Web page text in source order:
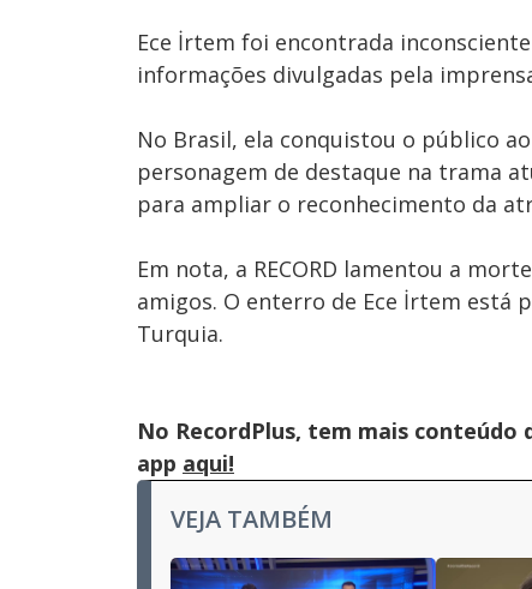
Ece İrtem foi encontrada
informações divulgadas pela
No Brasil, ela conquistou o público
personagem de destaque na trama
para ampliar o reconhecimento da
Em nota, a RECORD lamentou a
amigos. O enterro de Ece İrtem está
Turquia.
No RecordPlus, tem mais conteúdo
app aqui!
VEJA TAMBÉM